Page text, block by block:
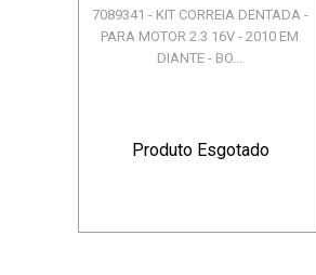
7089341 - KIT CORREIA DENTADA -
PARA MOTOR 2.3 16V - 2010 EM
DIANTE - BO...
Produto Esgotado